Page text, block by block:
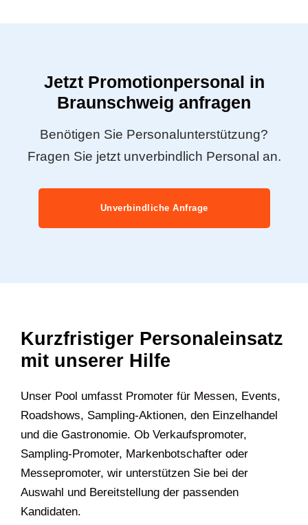
Jetzt Promotionpersonal in
Braunschweig anfragen
Benötigen Sie Personalunterstützung?
Fragen Sie jetzt unverbindlich Personal an.
Unverbindliche Anfrage
Kurzfristiger Personaleinsatz
mit unserer Hilfe
Unser Pool umfasst Promoter für Messen, Events,
Roadshows, Sampling-Aktionen, den Einzelhandel
und die Gastronomie. Ob Verkaufspromoter,
Sampling-Promoter, Markenbotschafter oder
Messepromoter, wir unterstützen Sie bei der
Auswahl und Bereitstellung der passenden
Kandidaten.